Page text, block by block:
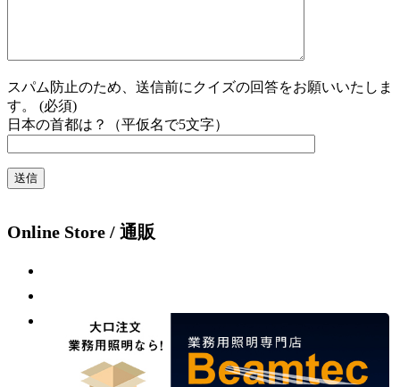
スパム防止のため、送信前にクイズの回答をお願いいたしま
す。 (必須)
日本の首都は？（平仮名で5文字）
Online Store / 通販